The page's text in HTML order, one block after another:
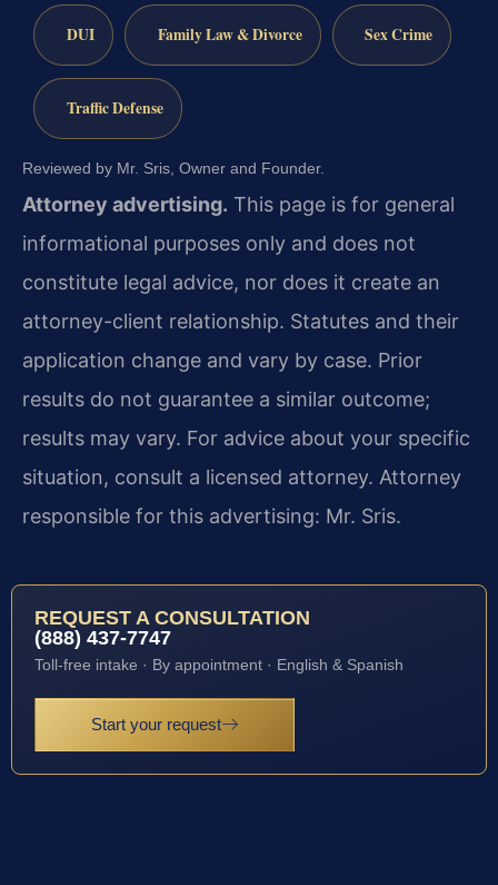
DUI Family Law & Divorce Sex Crime
Traffic Defense
Reviewed by Mr. Sris, Owner and Founder.
Attorney advertising. This page is for general
informational purposes only and does not
constitute legal advice, nor does it create an
attorney-client relationship. Statutes and their
application change and vary by case. Prior
results do not guarantee a similar outcome;
results may vary. For advice about your specific
situation, consult a licensed attorney. Attorney
responsible for this advertising: Mr. Sris.
REQUEST A CONSULTATION
(888) 437-7747
Toll-free intake · By appointment · English & Spanish
Start your request